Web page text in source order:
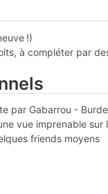
!)
à compléter par
par Gabarrou -
vue imprenable
friends moyens